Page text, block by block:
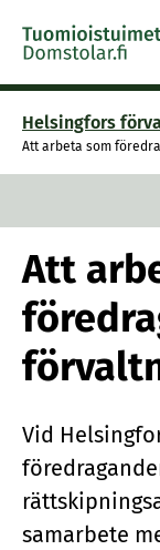
Skip to content -
Helsingfors
Att arbeta som
Att
Vid
samarbete